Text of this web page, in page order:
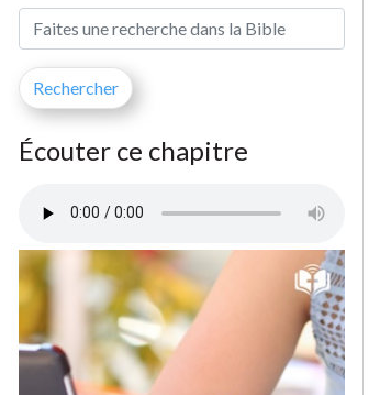
Écouter ce chapitre